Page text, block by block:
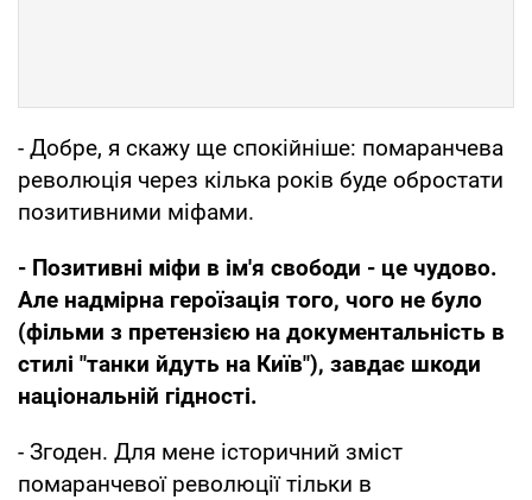
- Добре, я скажу ще спокійніше: помаранчева
революція через кілька років буде обростати
позитивними міфами.
- Позитивні міфи в ім'я свободи - це чудово.
Але надмірна героїзація того, чого не було
(фільми з претензією на документальність в
стилі "танки йдуть на Київ"), завдає шкоди
національній гідності.
- Згоден. Для мене історичний зміст
помаранчевої революції тільки в